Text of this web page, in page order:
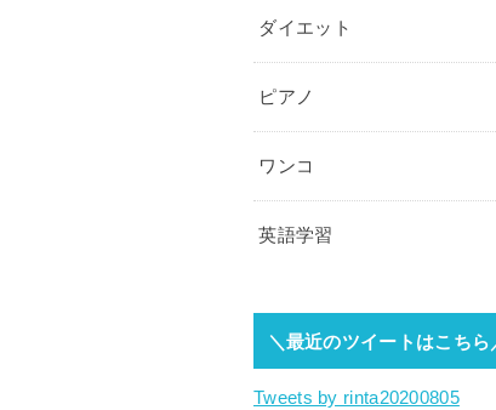
ダイエット
ピアノ
ワンコ
英語学習
＼最近のツイートはこちら
Tweets by rinta20200805